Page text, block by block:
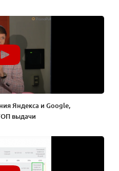
Яндекса и Google,
выдачи